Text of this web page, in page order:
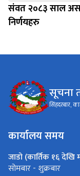
संवत २०८३ साल
निर्णयहरु
सूचना
सिंहदरबार,
कार्यालय समय
जाडो (कार्तिक १६ देखि
सोमबार - शुक्रबार